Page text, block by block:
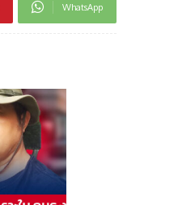
WhatsApp